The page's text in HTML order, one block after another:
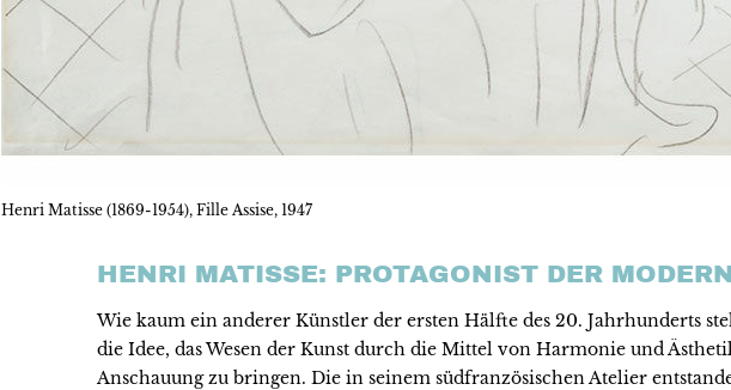
Henri Matisse (1869-1954), Fille Assise, 1947
HENRI MATISSE: PROTAGONIST DER
Wie kaum ein anderer Künstler der ersten Hälfte des 20. Jahrhunderts
die Idee, das Wesen der Kunst durch die Mittel von Harmonie und
Anschauung zu bringen. Die in seinem südfranzösischen Atelier